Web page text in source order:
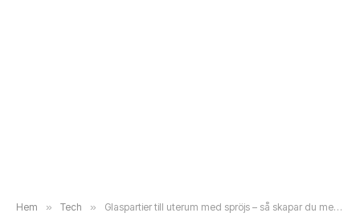
Hem » Tech » Glaspartier till uterum med spröjs – så skapar du mer ljus, rymd och klassisk stil